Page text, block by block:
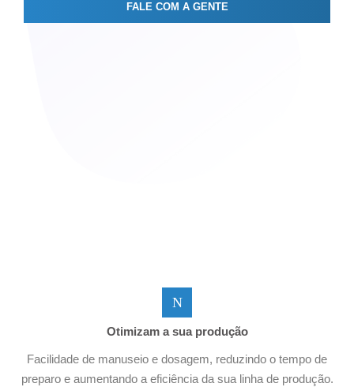
FALE COM A GENTE
Otimizam a sua produção
Facilidade de manuseio e dosagem, reduzindo o tempo de
preparo e aumentando a eficiência da sua linha de produção.